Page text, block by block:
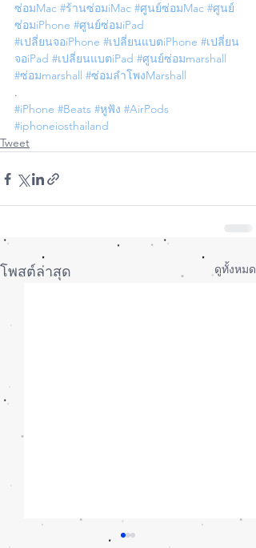
ซ่อมMac #ร้านซ่อมiMac #ศูนย์ซ่อมMac #ศูนย์
ซ่อมiPhone #ศูนย์ซ่อมiPad
#เปลี่ยนจอiPhone #เปลี่ยนแบตiPhone #เปลี่ยน
จอiPad #เปลี่ยนแบตiPad #ศูนย์ซ่อมmarshall
#ซ่อมmarshall #ซ่อมลำโพงMarshall
.
#iPhone #Beats #หูฟัง #AirPods
#iphoneiosthailand
Tweet
โพสต์ล่าสุด ดูทั้งหมด